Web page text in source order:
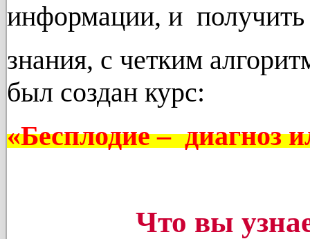
информации, и
знания, с четким
был создан курс:
«Бесплодие – диагноз
Что вы